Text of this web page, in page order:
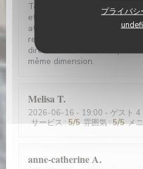
プライバ
Toujours aussi délicieux.
et riches en goût, un service
attentionné, un excellent
regrettons le prochain
direction actuelle et
même dimension.
MelisaT
2026-06-16 - 19:00 - ゲスト 4
サービス:5/5 雰囲気:5/5 メ
anne-catherineA